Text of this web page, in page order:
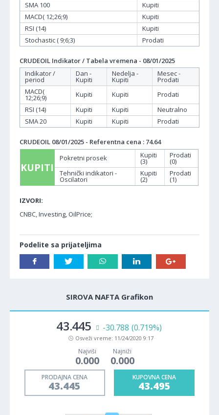
SMA 100
Kupiti
MACD( 12;26;9)
Kupiti
RSI (14)
Kupiti
Stochastic ( 9;6;3)
Prodati
CRUDEOIL Indikator / Tabela vremena - 08/01/2025
Indikator /
period
Dan -
Kupiti
Nedelja -
Kupiti
Mesec -
Prodati
MACD(
12;26;9) Kupiti Kupiti
Prodati
RSI (14)
Kupiti Kupiti
Neutralno
SMA 20
Kupiti Kupiti Prodati
CRUDEOIL 08/01/2025 - Referentna cena : 74.64
KUPITI
Pokretni prosek Kupiti
(3)
Prodati
(0)
Tehnički indikatori -
Oscilatori
Kupiti
(2)
Prodati
(1)
IZVORI:
CNBC, Investing, OilPrice;
Podelite sa prijateljima
SIROVA NAFTA Grafikon
43.445 -30.788 (0.719%)
Osveži vreme: 11/24/2020 9:17
Najviši
0.000
Najniži
0.000
PRODAJNA CENA
43.445
KUPOVNA CENA
43.495